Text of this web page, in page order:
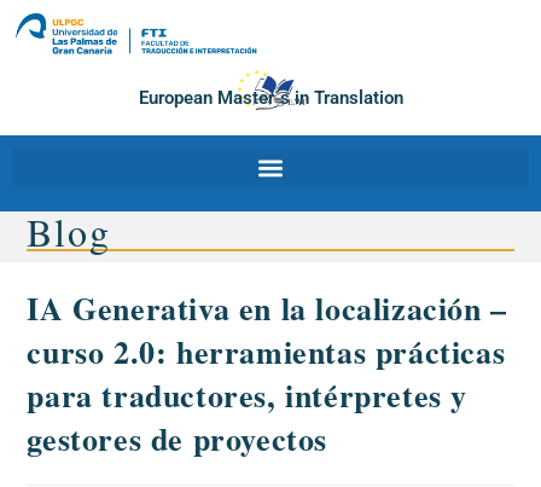
European Master´s in Translation
Blog
IA Generativa en la localización –
curso 2.0: herramientas prácticas
para traductores, intérpretes y
gestores de proyectos